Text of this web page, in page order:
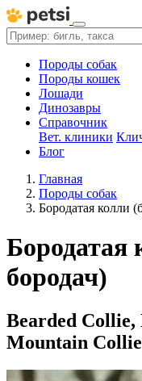
Породы собак
Породы кошек
Лошади
Динозавры
Справочник
Вет. клиники
Блог
Главная
Породы собак
Бородатая колли
Бородатая
бородач)
Bearded
Mountain